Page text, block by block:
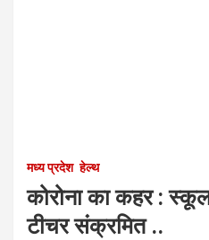
मध्य प्रदेश हेल्थ
कोरोना का कहर :
टीचर संक्रमित ..